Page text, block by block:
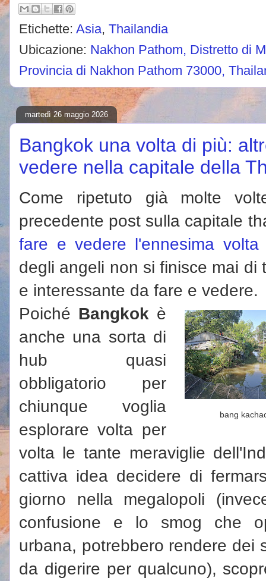
Etichette: Asia, Thailandia
Ubicazione: Nakhon Pathom, Distretto di
Provincia di Nakhon Pathom 73000,
martedì 26 maggio 2026
Bangkok una volta di più:
vedere nella capitale della
Come ripetuto già molte
precedente post sulla capitale
fare e vedere l'ennesima
degli angeli non si finisce mai di
e interessante da fare e vedere.
bang
Poiché Bangkok è
anche una sorta di
hub quasi
obbligatorio per
chiunque voglia
esplorare volta per
volta le tante meraviglie
cattiva idea decidere di
giorno nella megalopoli
confusione e lo smog che
urbana, potrebbero rendere dei
da digerire per qualcuno),